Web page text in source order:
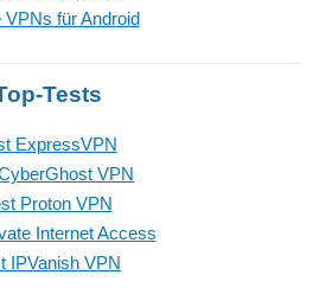
VPNs für Android
Tests
ExpressVPN
VPN
Proton VPN
Internet Access
IPVanish VPN